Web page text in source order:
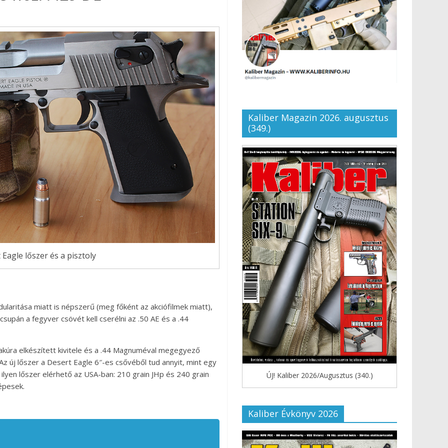
Eagle lőszer és a pisztoly
miatt is népszerű (meg főként az akciófilmek miatt),
a fegyver csövét kell cserélni az .50 AE és a .44
elkészített kivitele és a .44 Magnuméval megegyező
új lőszer a Desert Eagle 6″-es csővéből tud annyit, mint egy
lőszer elérhető az USA-ban: 210 grain JHp és 240 grain
Kaliber Magazin 2026. augusztus
(349.)
ÚJ! Kaliber 2026/Augusztus (340.)
Kaliber Évkönyv 2026